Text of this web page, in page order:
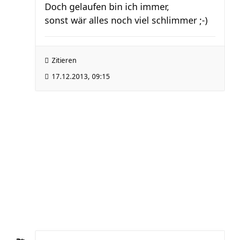
Doch gelaufen bin ich immer,
sonst wär alles noch viel schlimmer ;-)
Zitieren
17.12.2013, 09:15